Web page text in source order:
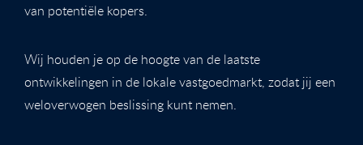
van potentiële kopers.
Wij houden je op de hoogte van de laatste
ontwikkelingen in de lokale vastgoedmarkt, zodat jij een
weloverwogen beslissing kunt nemen.